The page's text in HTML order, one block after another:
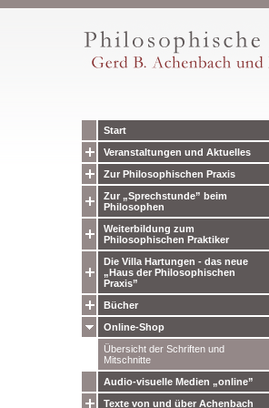
Start
Veranstaltungen und Aktuelles
Zur Philosophischen Praxis
Zur „Sprechstunde” beim
Philosophen
Weiterbildung zum
Philosophischen Praktiker
Die Villa Hartungen - das neue
„Haus der Philosophischen
Praxis”
Bücher
Online-Shop
Übersicht der Schriften und
Mitschnitte
Audio-visuelle Medien „online”
Texte von und über Achenbach